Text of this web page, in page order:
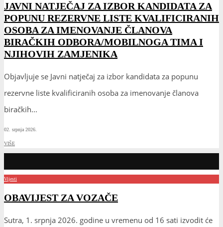
JAVNI NATJEČAJ ZA IZBOR KANDIDATA ZA
POPUNU REZERVNE LISTE KVALIFICIRANIH
OSOBA ZA IMENOVANJE ČLANOVA
BIRAČKIH ODBORA/MOBILNOGA TIMA I
NJIHOVIH ZAMJENIKA
Objavljuje se Javni natječaj za izbor kandidata za popunu
rezervne liste kvalificiranih osoba za imenovanje članova
biračkih...
02. srpnja 2026.
VIŠE
Vijesti
OBAVIJEST ZA VOZAČE
Sutra, 1. srpnja 2026. godine u vremenu od 16 sati izvodit će